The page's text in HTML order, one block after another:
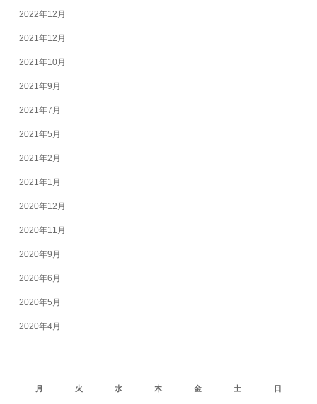
2022年12月
2021年12月
2021年10月
2021年9月
2021年7月
2021年5月
2021年2月
2021年1月
2020年12月
2020年11月
2020年9月
2020年6月
2020年5月
2020年4月
月
火 水 木 金 土 日